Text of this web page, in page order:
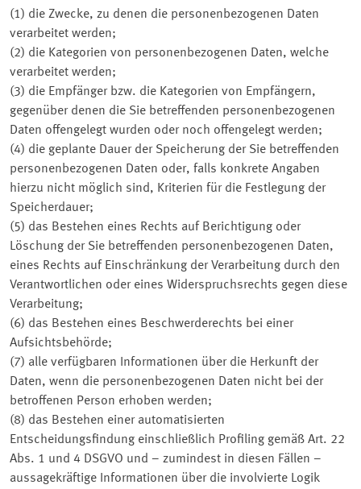
(1) die Zwecke, zu denen die personenbezogenen Daten
verarbeitet werden;
(2) die Kategorien von personenbezogenen Daten, welche
verarbeitet werden;
(3) die Empfänger bzw. die Kategorien von Empfängern,
gegenüber denen die Sie betreffenden personenbezogenen
Daten offengelegt wurden oder noch offengelegt werden;
(4) die geplante Dauer der Speicherung der Sie betreffenden
personenbezogenen Daten oder, falls konkrete Angaben
hierzu nicht möglich sind, Kriterien für die Festlegung der
Speicherdauer;
(5) das Bestehen eines Rechts auf Berichtigung oder
Löschung der Sie betreffenden personenbezogenen Daten,
eines Rechts auf Einschränkung der Verarbeitung durch den
Verantwortlichen oder eines Widerspruchsrechts gegen diese
Verarbeitung;
(6) das Bestehen eines Beschwerderechts bei einer
Aufsichtsbehörde;
(7) alle verfügbaren Informationen über die Herkunft der
Daten, wenn die personenbezogenen Daten nicht bei der
betroffenen Person erhoben werden;
(8) das Bestehen einer automatisierten
Entscheidungsfindung einschließlich Profiling gemäß Art. 22
Abs. 1 und 4 DSGVO und – zumindest in diesen Fällen –
aussagekräftige Informationen über die involvierte Logik